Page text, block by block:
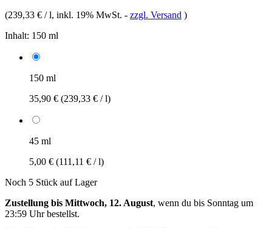
(239,33 € / l, inkl. 19% MwSt. - zzgl. Versand )
Inhalt: 150 ml
150 ml
35,90 € (239,33 € / l)
45 ml
5,00 € (111,11 € / l)
Noch 5 Stück auf Lager
Zustellung bis Mittwoch, 12. August, wenn du bis Sonntag um
23:59 Uhrbestellst.